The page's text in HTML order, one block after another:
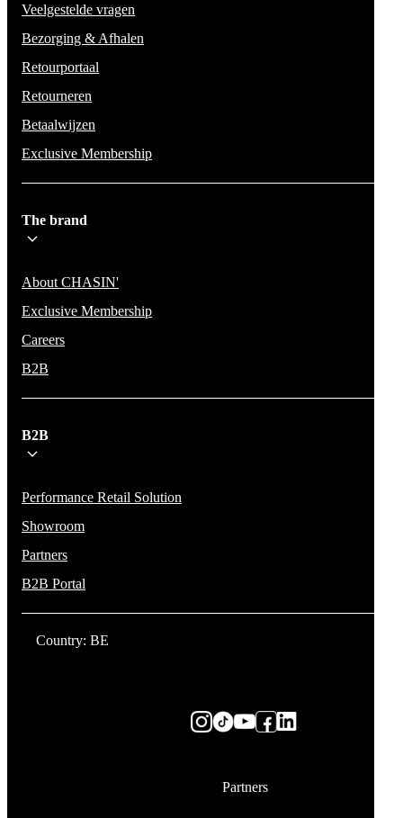
Veelgestelde vragen
Bezorging & Afhalen
Retourportaal
Retourneren
Betaalwijzen
Exclusive Membership
The brand
About CHASIN'
Exclusive Membership
Careers
B2B
B2B
Performance Retail Solution
Showroom
Partners
B2B Portal
Country: BE
Partners